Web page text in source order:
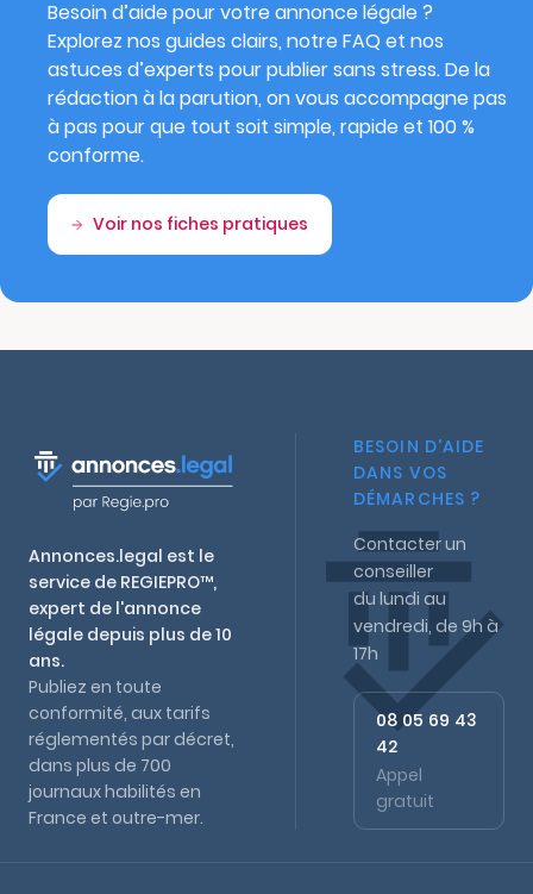
Besoin d’aide pour votre annonce légale ?
Explorez nos guides clairs, notre FAQ et nos
astuces d’experts pour publier sans stress. De la
rédaction à la parution, on vous accompagne pas
à pas pour que tout soit simple, rapide et 100 %
conforme.
Voir nos fiches pratiques
Annonces.legal est le
service de REGIEPRO™,
expert de l'annonce
légale depuis plus de 10
ans.
Publiez en toute
conformité, aux tarifs
réglementés par décret,
dans plus de 700
journaux habilités en
France et outre-mer.
BESOIN D'AIDE
DANS VOS
DÉMARCHES ?
Contacter un
conseiller
du lundi au
vendredi, de 9h à
17h
08 05 69 43
42
Appel
gratuit